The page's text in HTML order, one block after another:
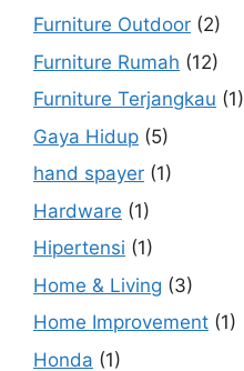
Furniture Outdoor (2)
Furniture Rumah (12)
Furniture Terjangkau (1)
Gaya Hidup (5)
hand spayer (1)
Hardware (1)
Hipertensi (1)
Home & Living (3)
Home Improvement (1)
Honda (1)